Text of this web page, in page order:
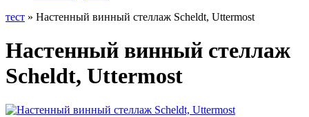
тест » Настенный винный стеллаж Scheldt, Uttermost
Настенный винный стеллаж
Scheldt, Uttermost